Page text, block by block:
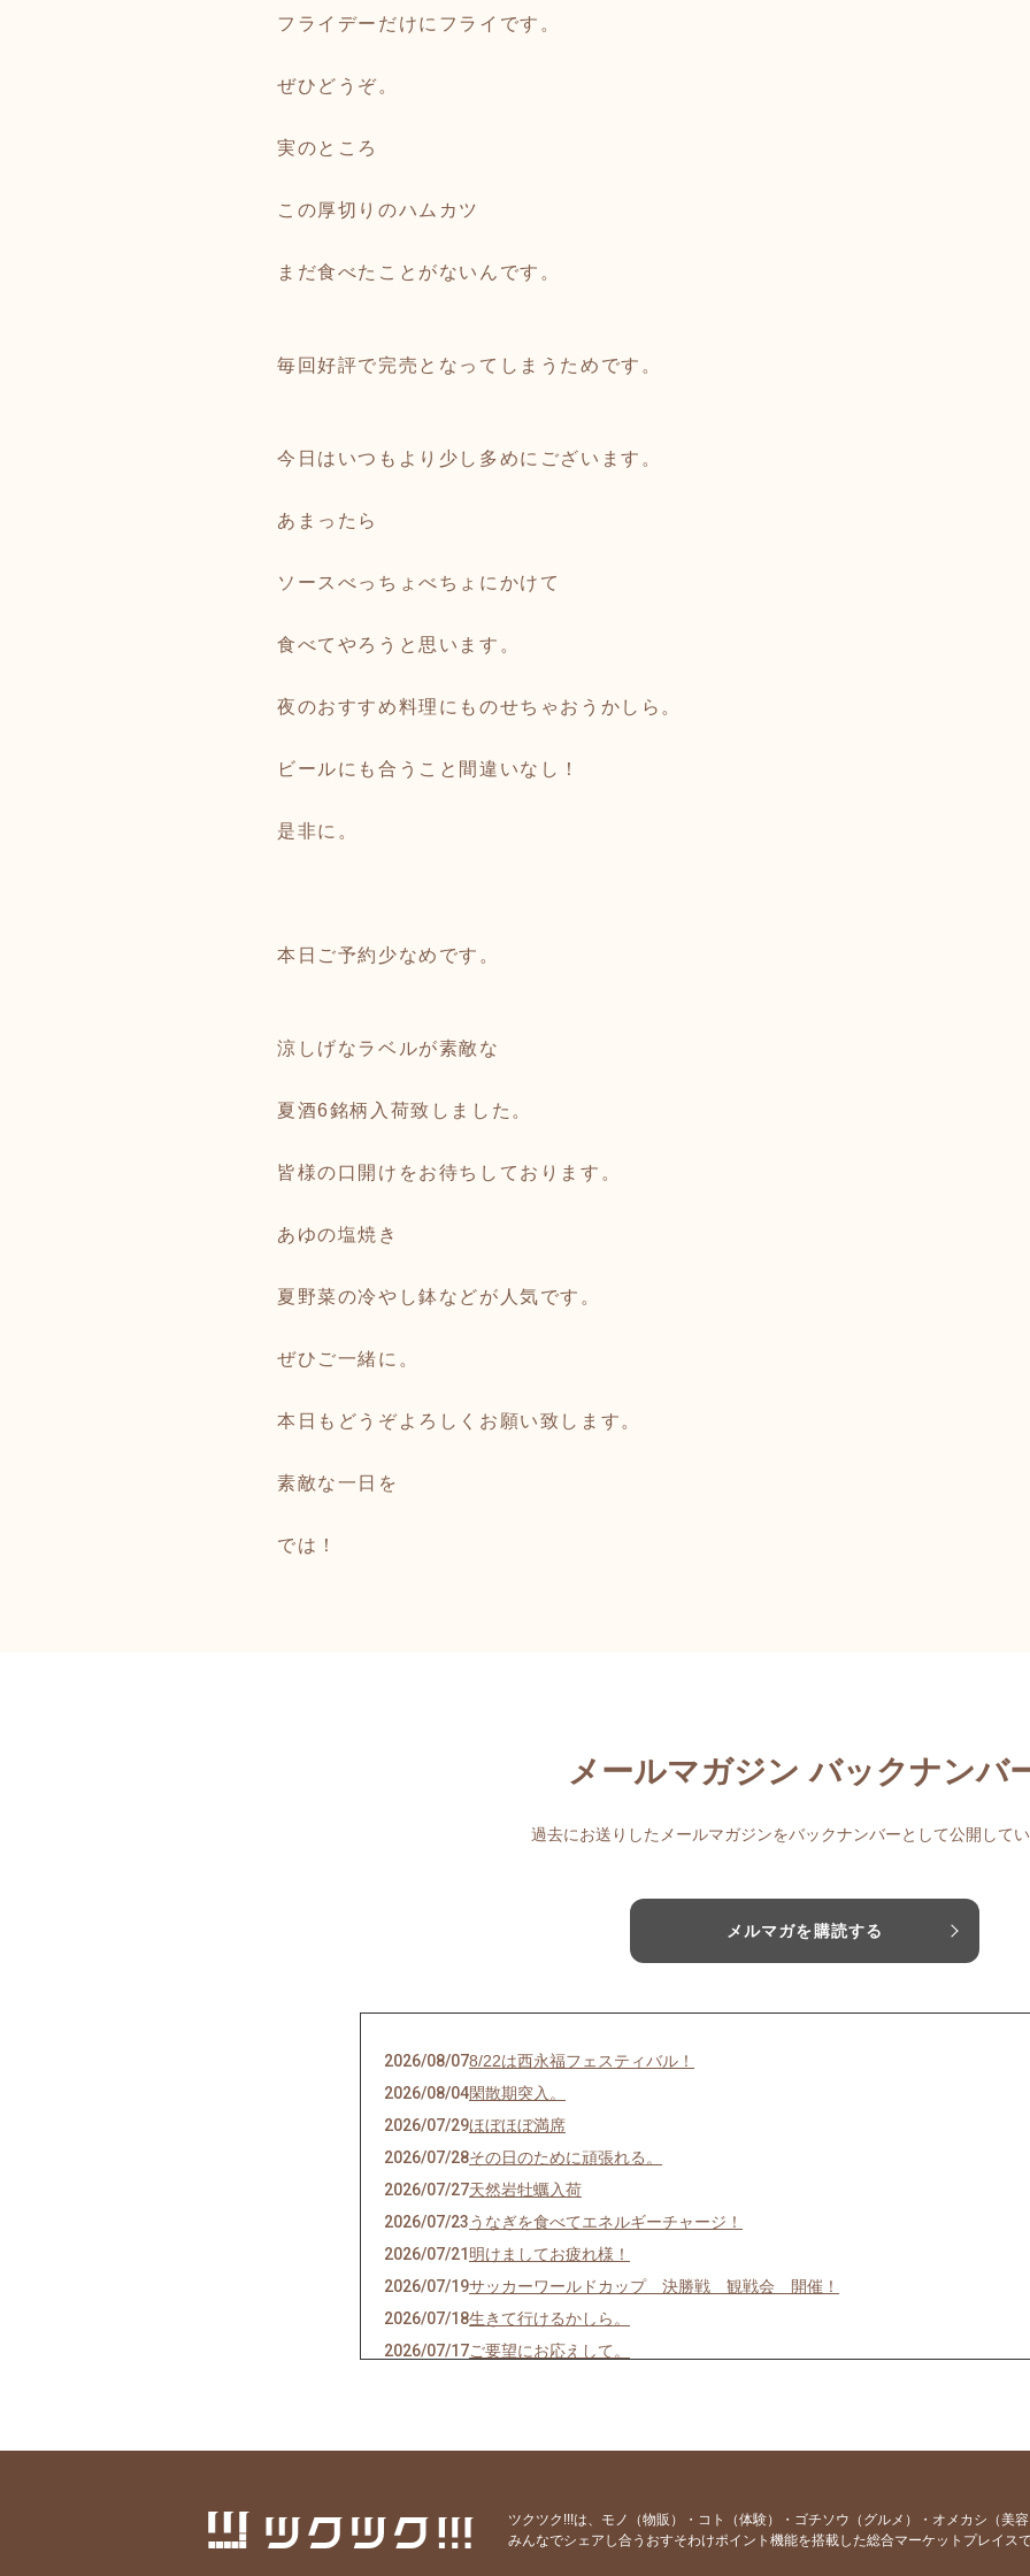
フライデーだけにフライです。
ぜひどうぞ。
実のところ
この厚切りのハムカツ
まだ食べたことがないんです。
毎回好評で完売となってしまうためです。
今日はいつもより少し多めにございます。
あまったら
ソースべっちょべちょにかけて
食べてやろうと思います。
夜のおすすめ料理にものせちゃおうかしら。
ビールにも合うこと間違いなし！
是非に。
本日ご予約少なめです。
涼しげなラベルが素敵な
夏酒6銘柄入荷致しました。
皆様の口開けをお待ちしております。
あゆの塩焼き
夏野菜の冷やし鉢などが人気です。
ぜひご一緒に。
本日もどうぞよろしくお願い致します。
素敵な一日を
では！
メールマガジン バックナンバ
過去にお送りしたメールマガジンをバックナンバーとして公開してい
メルマガを購読する
2026/08/078/22は西永福フェスティバル！
2026/08/04閑散期突入。
2026/07/29ほぼほぼ満席
2026/07/28その日のために頑張れる。
2026/07/27天然岩牡蠣入荷
2026/07/23うなぎを食べてエネルギーチャージ！
2026/07/21 明けましてお疲れ様！
2026/07/19サッカーワールドカップ 決勝戦 観戦会 開催！
2026/07/18生きて行けるかしら。
2026/07/17ご要望にお応えして。
2026/07/11焼き魚お好きですか？
かつお絶好調！
2026/07/04スポーツ居酒屋？ 上々や
ツクツク!!!は、モノ（物販）・コト（体験）・ゴチソウ（グルメ）・オメカシ（美
みんなでシェアし合うおすそわけポイント機能を搭載した総合マーケットプレイスで